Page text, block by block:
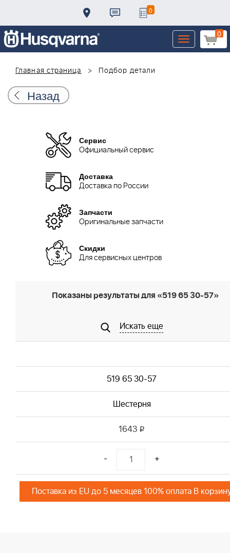
0
0
Toggle
navigation
Главная страница
Подбор детали
Назад
Сервис
Официальный сервис
Доставка
Доставка по России
Запчасти
Оригинальные запчасти
Скидки
Для сервисных центров
Показаны результаты для «519 65 30-57»
Искать еще
519 65 30-57
Шестерня
1643 i
- +
Поставка из EU до 5 месяцев 100% оплата В